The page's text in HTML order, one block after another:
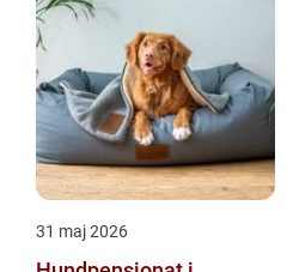
31 maj 2026